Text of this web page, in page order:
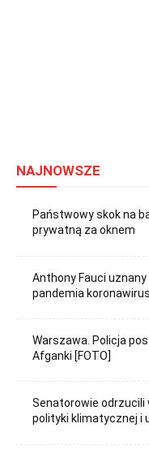
NAJNOWSZE
Państwowy skok na
prywatną za oknem
Anthony Fauci uznany
pandemia
Warszawa. Policja
Afganki [FOTO]
Senatorowie odrzucili
polityki klimatycznej i